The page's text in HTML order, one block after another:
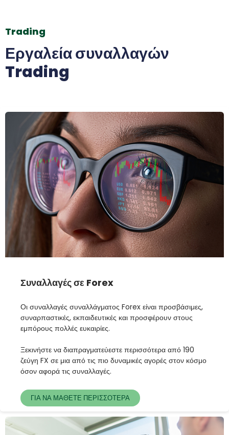
Trading
Εργαλεία συναλλαγών
Trading
Συναλλαγές σε Forex
Οι συναλλαγές συναλλάγματος Forex είναι προσβάσιμες,
συναρπαστικές, εκπαιδευτικές και προσφέρουν στους
εμπόρους πολλές ευκαιρίες.
Ξεκινήστε να διαπραγματεύεστε περισσότερα από 190
ζεύγη FX σε μια από τις πιο δυναμικές αγορές στον κόσμο
όσον αφορά τις συναλλαγές.
ΓΙΑ ΝΑ ΜΑΘΕΤΕ ΠΕΡΙΣΣΟΤΕΡΑ